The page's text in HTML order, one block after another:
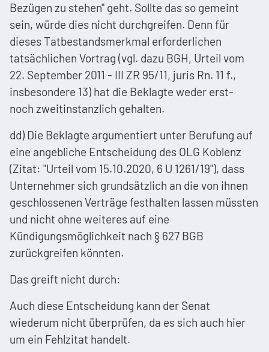
Bezügen zu stehen" geht. Sollte das so gemeint
sein, würde dies nicht durchgreifen. Denn für
dieses Tatbestandsmerkmal erforderlichen
tatsächlichen Vortrag (vgl. dazu BGH, Urteil vom
22. September 2011 - III ZR 95/11, juris Rn. 11 f.,
insbesondere 13) hat die Beklagte weder erst-
noch zweitinstanzlich gehalten.
dd) Die Beklagte argumentiert unter Berufung auf
eine angebliche Entscheidung des OLG Koblenz
(Zitat: "Urteil vom 15.10.2020, 6 U 1261/19"), dass
Unternehmer sich grundsätzlich an die von ihnen
geschlossenen Verträge festhalten lassen müssten
und nicht ohne weiteres auf eine
Kündigungsmöglichkeit nach § 627 BGB
zurückgreifen könnten.
Das greift nicht durch:
Auch diese Entscheidung kann der Senat
wiederum nicht überprüfen, da es sich auch hier
um ein Fehlzitat handelt.